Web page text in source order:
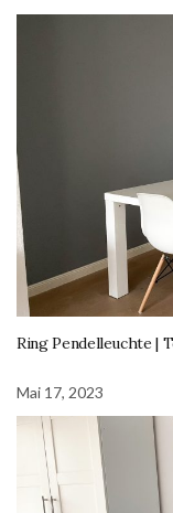
Ring Pendelleuchte |
Mai 17, 2023